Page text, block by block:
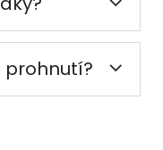
prohnutí?